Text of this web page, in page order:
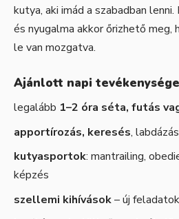
kutya, aki imád a szabadban
és nyugalma akkor őrizhető meg,
le van mozgatva.
Ajánlott napi
legalább 1–2 óra séta, futás
apportírozás, keresés, labdázás
kutyasportok: mantrailing,
képzés
szellemi kihívások– új